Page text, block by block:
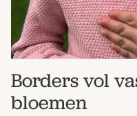
Borders vol
bloemen